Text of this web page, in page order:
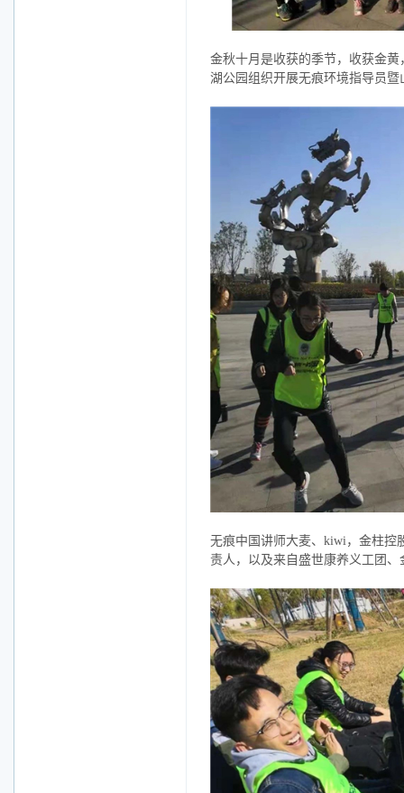
金秋十月是收获的季节，收获金
湖公园组织开展无痕环境指导员
无痕中国讲师大麦、kiwi，金柱控
责人，以及来自盛世康养义工团